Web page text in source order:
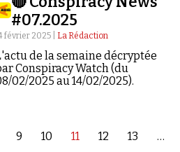
#07.2025
février 2025 | La Rédaction
de la semaine décryptée
Conspiracy Watch (du
02/2025 au 14/02/2025).
9 10 11 12 13 …